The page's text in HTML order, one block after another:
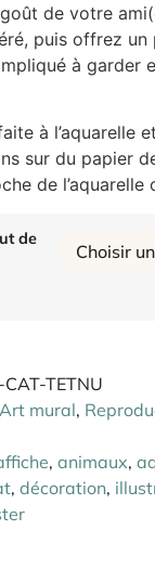
de votre
puis offrez un
à garder
à l’aquarelle
sur du papier
de l’aquarelle
de
TETNU
Art mural,
, animaux,
, décoration,